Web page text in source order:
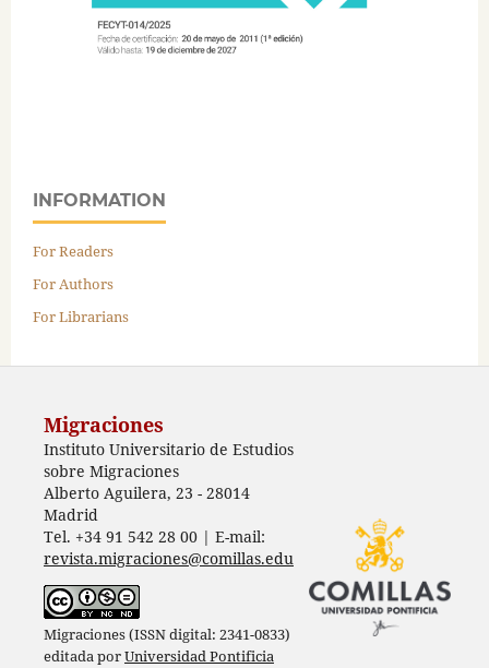
INFORMATION
For Readers
For Authors
For Librarians
Migraciones
Instituto Universitario de Estudios
sobre Migraciones
Alberto Aguilera, 23 - 28014
Madrid
Tel. +34 91 542 28 00 | E-mail:
revista.migraciones@comillas.edu
Migraciones (ISSN digital: 2341-0833)
editada porUniversidad Pontificia